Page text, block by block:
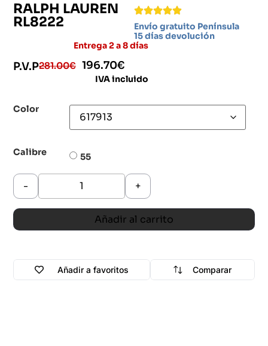
RALPH LAUREN
RL8222
Envío gratuito Península
15 días devolución
Entrega 2 a 8 días
P.V.P281.00€ 196.70€
IVA incluido
Color
Calibre 55
- +
Añadir al carrito
Añadir a favoritos Comparar